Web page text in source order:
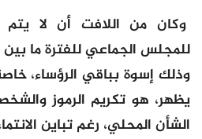
وكان من اللافت أن لا
وذلك إسوة بباقي الرؤساء،
يظهر، هو تكريم الرموز
الشأن المحلي، رغم تباين